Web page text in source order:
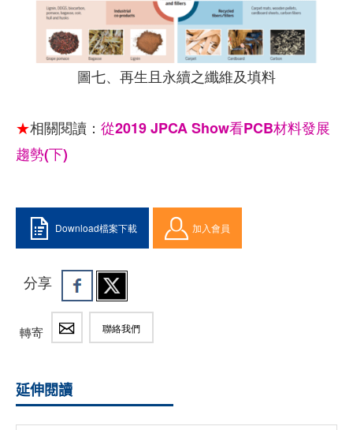
圖七、再生且永續之纖維及填料
★相關閱讀： 從2019 JPCA Show看PCB材料發展
趨勢(下)
Download檔案下載 加入會員
分享
轉寄 聯絡我們
延伸閱讀